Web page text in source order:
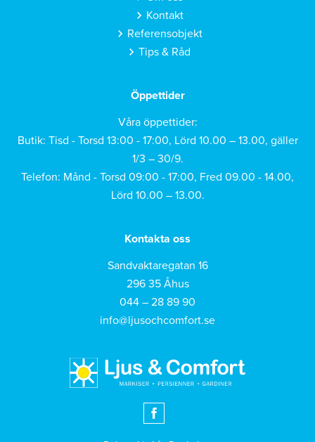
Kontakt
Referensobjekt
Tips & Råd
Öppettider
Våra öppettider:
Butik: Tisd - Torsd 13:00 - 17:00, Lörd 10.00 – 13.00, gäller
1/3 – 30/9.
Telefon: Månd - Torsd 09:00 - 17:00, Fred 09.00 - 14.00,
Lörd 10.00 – 13.00.
Kontakta oss
Sandvaktaregatan 16
296 35 Åhus
044 – 28 89 90
info@ljusochcomfort.se